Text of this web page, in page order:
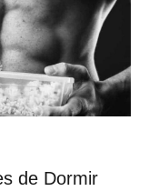
de Dormir